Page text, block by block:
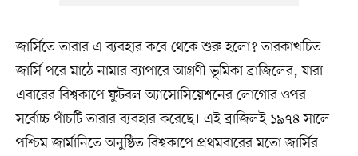
জার্সিতে তারার এ ব্যবহার কবে থেকে শুরু হলো? তারকাখচিত
জার্সি পরে মাঠে নামার ব্যাপারে আগ্রণী ভূমিকা ব্রাজিলের, যারা
এবারের বিশ্বকাপে ফুটবল অ্যাসোসিয়েশনের লোগোর ওপর
সর্বোচ্চ পাঁচটি তারার ব্যবহার করেছে। এই ব্রাজিলই ১৯৭৪ সালে
পশ্চিম জার্মানিতে অনুষ্ঠিত বিশ্বকাপে প্রথমবারের মতো জার্সির